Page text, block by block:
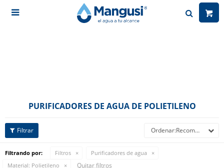

PURIFICADORES DE AGUA DE POLIETILENO
Recomendados
Filtrando por: Filtros
Purificadores de agua
Material: Polietileno Quitar filtros